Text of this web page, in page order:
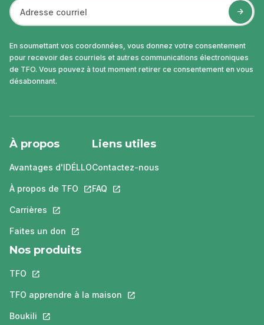
En soumettant vos coordonnées, vous donnez votre consentement
pour recevoir des courriels et autres communications électroniques
de TFO. Vous pouvez à tout moment retirer ce consentement en vous
désabonnant.
À propos
Avantages d'IDÉLLO
À propos de TFO Ce lien s'ouvrira dans un nouvel onglet.
Carrières Ce lien s'ouvrira dans un nouvel onglet.
Faites un don Ce lien s'ouvrira dans un nouvel onglet.
Liens utiles
Contactez-nous
FAQ Ce lien s'ouvrira dans un nouvel
Nos produits
TFO Ce lien s'ouvrira dans un nouvel onglet.
TFO apprendre à la maison Ce lien s'ouvrira dans un nouvel
Boukili Ce lien s'ouvrira dans un nouvel onglet.